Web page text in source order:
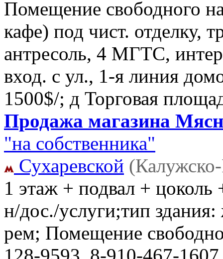
Помещение свободного
кафе) под чист. отделку,
антресоль, 4 МГТС,
вход. с ул., 1-я линия
1500$/; д Торговая
Продажа магазина
"на собственника"
Сухаревской
1 этаж + подвал + цоколь
н/дос./услуги;тип
рем; Помещение